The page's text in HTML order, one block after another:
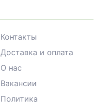
Контакты
Доставка и оплата
О нас
Вакансии
Политика